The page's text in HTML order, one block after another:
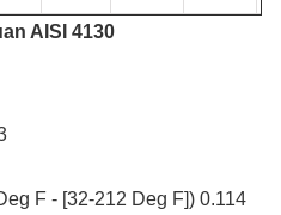
AISI 4130
F - [32-212 Deg F]) 0.114